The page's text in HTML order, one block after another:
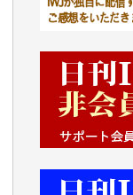
■■■■■■
■2026年7月
り感謝を申し
Y.Y. 様
Y,M. 様
T.M. 様